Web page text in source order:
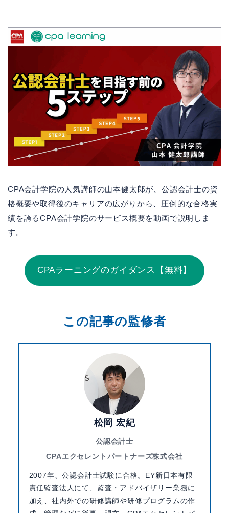
CPA会計学院の人気講師の山本健太郎が、公認会計士の資
格概要や取得後のキャリアの広がりから、圧倒的な合格実
績を誇るCPA会計学院のサービス概要を動画で説明しま
す。
CPAラーニングのガイダンス【無料】
この記事の監修者
松岡 宏紀
公認会計士
CPAエクセレントパートナーズ株式会社
2007年、公認会計士試験に合格。EY新日本有限
責任監査法人にて、監査・アドバイザリー業務に
加え、社内外での研修講師や研修プログラムの作